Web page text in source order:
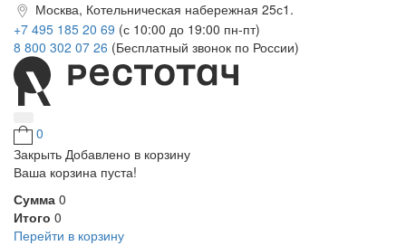
Москва, Котельническая набережная 25с1.
+7 495 185 20 69 (с 10:00 до 19:00 пн-пт)
8 800 302 07 26 (Бесплатный звонок по России)
0
Закрыть Добавлено в корзину
Ваша корзина пуста!
Сумма 0
Итого 0
Перейти в корзину